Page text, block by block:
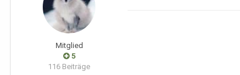
Mitglied
5
116 Beiträge